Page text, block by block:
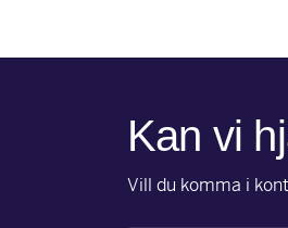
Kan vi
Vill du komma i